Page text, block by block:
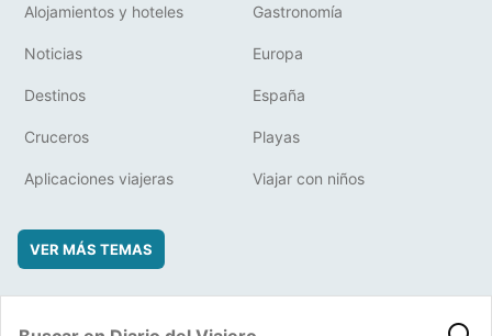
Alojamientos y hoteles Gastronomía
Noticias Europa
Destinos España
Cruceros Playas
Aplicaciones viajeras Viajar con niños
VER MÁS TEMAS